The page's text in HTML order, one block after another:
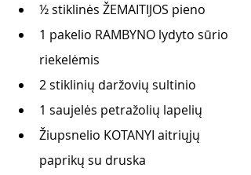
½ stiklinės ŽEMAITIJOS pieno
1 pakelio RAMBYNO lydyto sūrio
riekelėmis
2 stiklinių daržovių sultinio
1 saujelės petražolių lapelių
Žiupsnelio KOTANYI aitriųjų
paprikų su druska